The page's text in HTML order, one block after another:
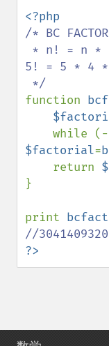
/* BC
5! = 5 * 4
function
while
$factorial=
    return
}
print bcfact
?>